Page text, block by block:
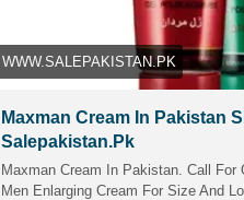
WWW.SALEPAKISTAN.PK
Maxman Cream In Pakistan
Salepakistan.Pk
Maxman Cream In Pakistan. Call For
Men Enlarging Cream For Size And